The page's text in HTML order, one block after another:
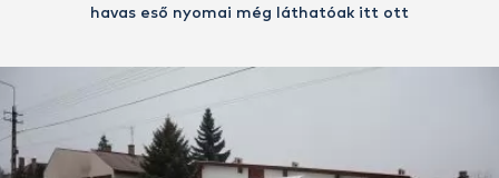
havas eső nyomai még láthatóak itt ott